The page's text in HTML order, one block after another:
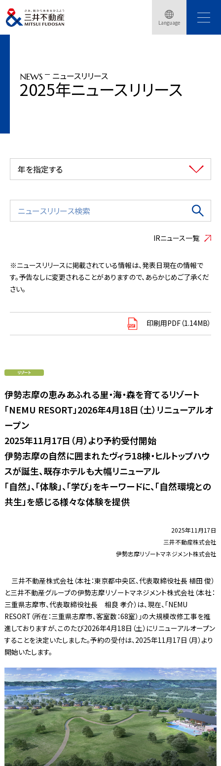
Language
トップページ ニュースリリース
「NEMU RESORT」2026年4月18日（土）リニューアルオープン
NEWS ニュースリリース
2025年ニュースリリース
年を指定する
IRニュース一覧
※ニュースリリースに掲載されている情報は、発表日現在の情報で
す。予告なしに変更されることがありますので、あらかじめご了承くだ
さい。
印刷用PDF（1.14MB）
伊勢志摩の恵みあふれる里・海・森を育てるリゾート
「NEMU RESORT」2026年4月18日（土）リニューアルオ
ープン
2025年11月17日（月）より予約受付開始
伊勢志摩の自然に囲まれたヴィラ18棟・ヒルトップハウ
スが誕生、既存ホテルも大幅リニューアル
「自然」、「体験」、「学び」をキーワードに、「自然環境との
共生」を感じる様々な体験を提供
2025年11月17日
三井不動産株式会社
伊勢志摩リゾートマネジメント株式会社
三井不動産株式会社（本社：東京都中央区、代表取締役社長 植田 俊）
と三井不動産グループの伊勢志摩リゾートマネジメント株式会社（本社：
三重県志摩市、代表取締役社長 相良 孝介）は、現在、「NEMU
RESORT（所在：三重県志摩市、客室数：68室）」の大規模改修工事を推
進しておりますが、このたび2026年4月18日（土）にリニューアルオープン
することを決定いたしました。予約の受付は、2025年11月17日（月）より
開始いたします。